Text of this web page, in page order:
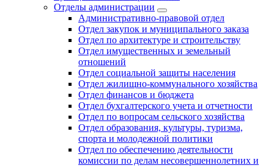
Отделы администрации
Административно-правовой отдел
Отдел закупок и муниципального заказа
Отдел по архитектуре и строительству
Отдел имущественных и земельный
отношений
Отдел социальной защиты населения
Отдел жилищно-коммунального хозяйства
Отдел финансов и бюджета
Отдел бухгалтерского учета и отчетности
Отдел по вопросам сельского хозяйства
Отдел образования, культуры, туризма,
спорта и молодежной политики
Отдел по обеспечению деятельности
комиссии по делам несовершеннолетних и